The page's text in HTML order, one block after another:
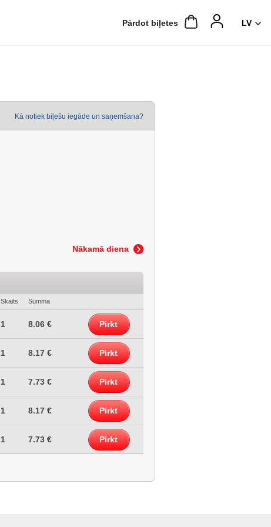
Pārdot biļetes
Kā notiek biļešu iegāde un saņemšana?
Nākamā diena
Skaits Summa
1 8.06 € Pirkt
1 8.17 € Pirkt
1 7.73 € Pirkt
1 8.17 € Pirkt
1 7.73 € Pirkt